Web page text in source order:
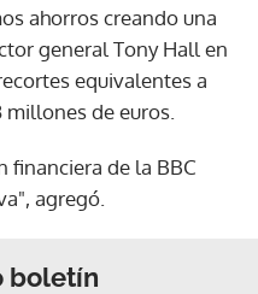
ahorros creando una
general Tony Hall en
equivalentes a
millones de euros.
financiera de la BBC
agregó.
boletín